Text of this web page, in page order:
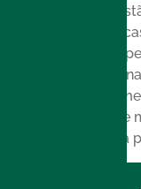
Muitas pessoas
será que essas
o cuidado com a
consciente,
ciência, além de
menos excessos
realmente precisa